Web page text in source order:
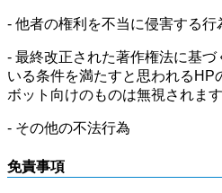
- 他者の権利を不当に侵害する行
- 最終改正された著作権法に基
いる条件を満たすと思われるHP
ボット向けのものは無視されま
- その他の不法行為
免責事項